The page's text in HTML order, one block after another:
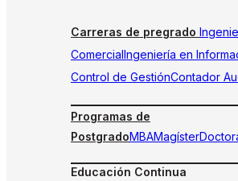
Carreras de pregrado
ComercialIngeniería en
Control de GestiónContador
Programas de
PostgradoMBAMagíster
Educación Continua